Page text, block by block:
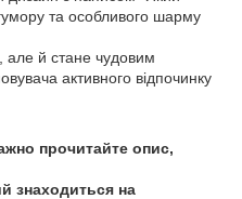
та особливого шарму
й стане чудовим
активного відпочинку
прочитайте опис,
знаходиться на